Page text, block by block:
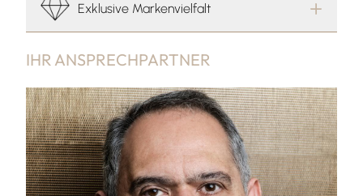
IHR ANSPRECHPARTNER
Exklusive Markenvielfalt